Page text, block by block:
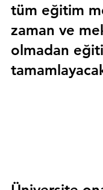
tüm eğitim
zaman ve
olmadan